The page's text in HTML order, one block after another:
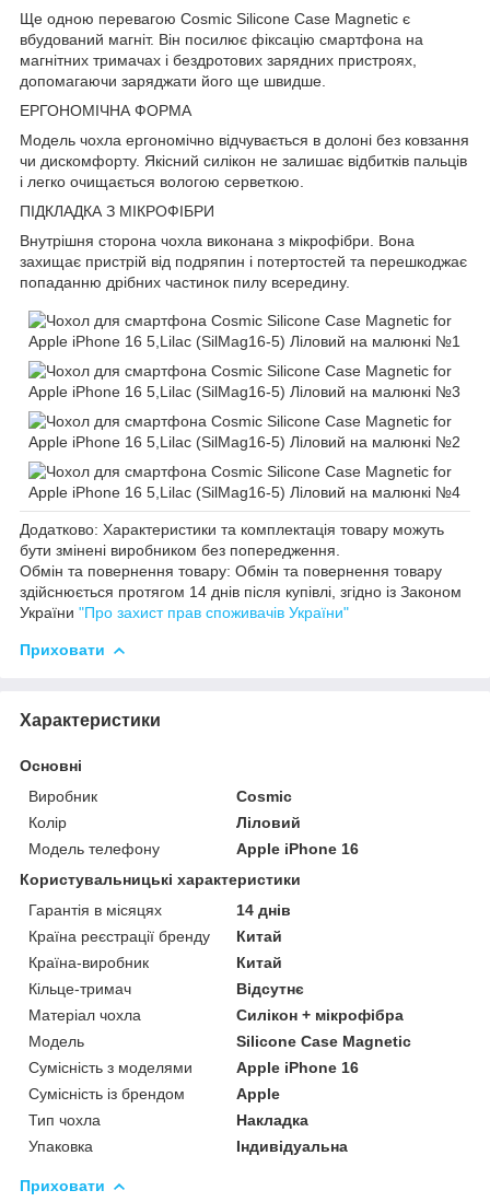
Ще одною перевагою Cosmic Silicone Case Magnetic є
вбудований магніт. Він посилює фіксацію смартфона на
магнітних тримачах і бездротових зарядних пристроях,
допомагаючи заряджати його ще швидше.
ЕРГОНОМІЧНА ФОРМА
Модель чохла ергономічно відчувається в долоні без ковзання
чи дискомфорту. Якісний силікон не залишає відбитків пальців
і легко очищається вологою серветкою.
ПІДКЛАДКА З МІКРОФІБРИ
Внутрішня сторона чохла виконана з мікрофібри. Вона
захищає пристрій від подряпин і потертостей та перешкоджає
попаданню дрібних частинок пилу всередину.
Додатково: Характеристики та комплектація товару можуть
бути змінені виробником без попередження.
Обмін та повернення товару: Обмін та повернення товару
здійснюється протягом 14 днів після купівлі, згідно із Законом
України "Про захист прав споживачів України"
Приховати
Характеристики
Основні
Виробник
Cosmic
Колір
Ліловий
Модель телефону
Apple iPhone 16
Користувальницькі характеристики
Гарантія в місяцях
14 днів
Країна реєстрації бренду
Китай
Країна-виробник
Китай
Кільце-тримач
Відсутнє
Матеріал чохла
Силікон + мікрофібра
Мoдель
Silicone Case Magnetic
Сумісність з моделями
Apple iPhone 16
Сумісність із брендом
Apple
Тип чохла
Накладка
Упаковка
Індивідуальна
Приховати